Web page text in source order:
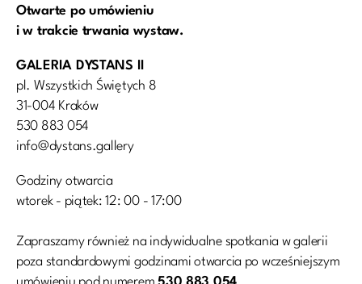
Otwarte po umówieniu
i w trakcie trwania wystaw.
GALERIA DYSTANS II
pl. Wszystkich Świętych 8
31-004 Kraków
530 883 054
info@dystans.gallery
Godziny otwarcia
wtorek - piątek: 12: 00 - 17:00
Zapraszamy również na indywidualne spotkania w galerii
poza standardowymi godzinami otwarcia po wcześniejszym